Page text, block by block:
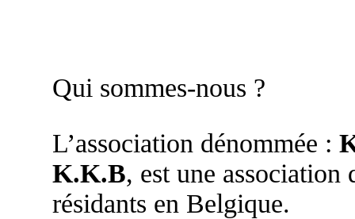
Qui sommes-nous ?
L’association dénommée :
K.K.B, est une association
résidants en Belgique.